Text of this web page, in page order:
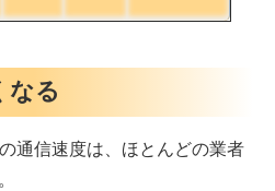
なる
通信速度は、ほとんどの業者